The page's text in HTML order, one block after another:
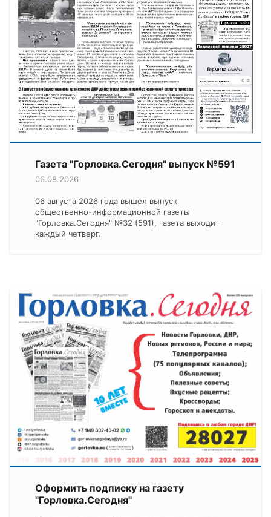
Газета "Горловка.Сегодня" выпуск №591
06.08.2026
06 августа 2026 года вышел выпуск
общественно-информационной газеты
"Горловка.Сегодня" №32 (591), газета выходит
каждый четверг.
Оформить подписку на газету
"Горловка.Сегодня"